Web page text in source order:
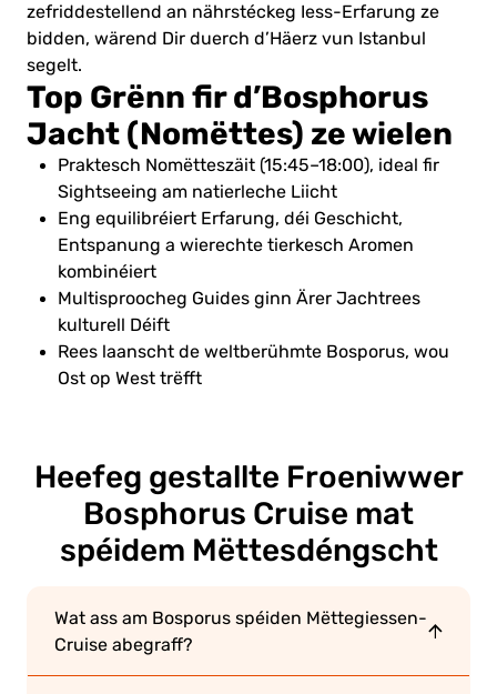
zefriddestellend an nährstéckeg Iess-Erfarung ze
bidden, wärend Dir duerch d’Häerz vun Istanbul
segelt.
Top Grënn fir d’Bosphorus
Jacht (Nomëttes) ze wielen
Praktesch Nomëtteszäit (15:45–18:00), ideal fir
Sightseeing am natierleche Liicht
Eng equilibréiert Erfarung, déi Geschicht,
Entspanung a wierechte tierkesch Aromen
kombinéiert
Multisproocheg Guides ginn Ärer Jachtrees
kulturell Déift
Rees laanscht de weltberühmte Bosporus, wou
Ost op West trëfft
Heefeg gestallte Froeniwwer
Bosphorus Cruise mat
spéidem Mëttesdéngscht
Wat ass am Bosporus spéiden Mëttegiessen-
Cruise abegraff?